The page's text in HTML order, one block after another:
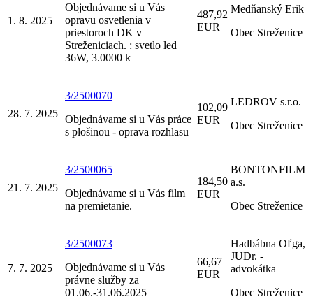
1. 8. 2025
Objednávame si u Vás
opravu osvetlenia v
priestoroch DK v
Streženiciach. : svetlo led
36W, 3.0000 k
487,92
EUR
Medňanský Erik
Obec Streženice
28. 7. 2025
3/2500070
Objednávame si u Vás práce
s plošinou - oprava rozhlasu
102,09
EUR
LEDROV s.r.o.
Obec Streženice
21. 7. 2025
3/2500065
Objednávame si u Vás film
na premietanie.
184,50
EUR
BONTONFILM
a.s.
Obec Streženice
7. 7. 2025
3/2500073
Objednávame si u Vás
právne služby za
01.06.-31.06.2025
66,67
EUR
Hadbábna Oľga,
JUDr. -
advokátka
Obec Streženice